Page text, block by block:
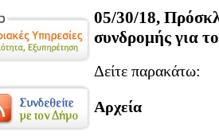
05/30/18,
συνδρομής για
Δείτε παρακάτω:
Αρχεία